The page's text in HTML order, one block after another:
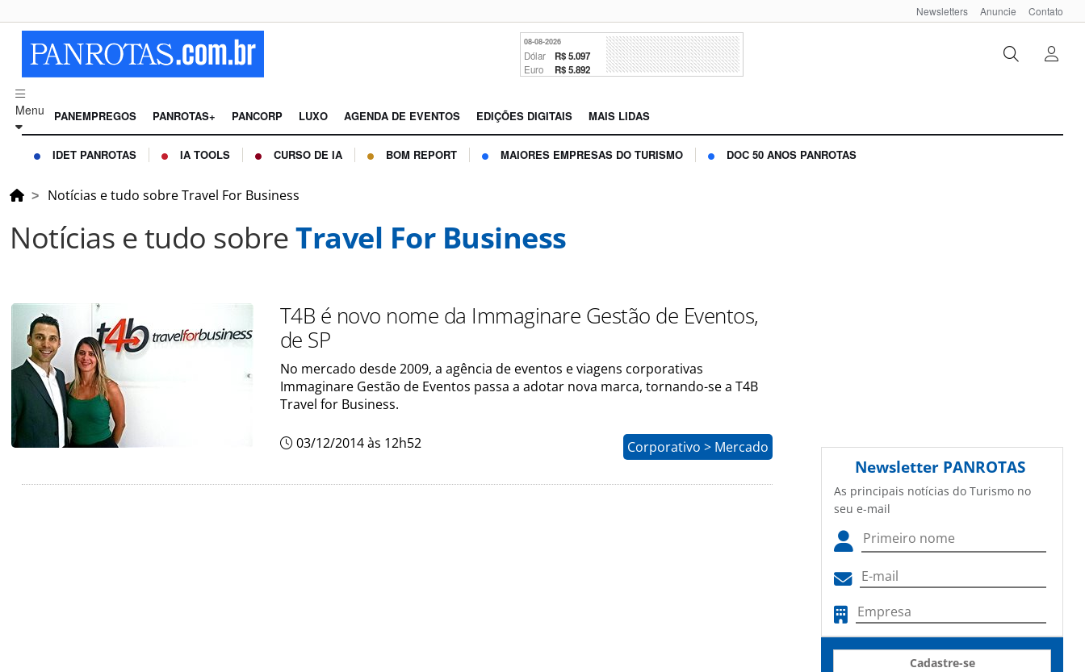
Newsletters Anuncie Contato
08-08-2026
Dólar R$ 5.097
Euro R$ 5.892
Menu PANEMPREGOS PANROTAS+ PANCORP LUXO AGENDA DE EVENTOS EDIÇÕES DIGITAIS MAIS LIDAS
IDET PANROTAS IA TOOLS CURSO DE IA BOM REPORT MAIORES EMPRESAS DO TURISMO DOC 50 ANOS PANROTAS
Notícias e tudo sobre Travel For Business
Notícias e tudo sobreTravel For Business
T4B é novo nome da Immaginare Gestão de Eventos,
de SP
No mercado desde 2009, a agência de eventos e viagens corporativas
Immaginare Gestão de Eventos passa a adotar nova marca, tornando-se a T4B
Travel for Business.
03/12/2014 às 12h52 Corporativo > Mercado
Newsletter PANROTAS
As principais notícias do Turismo no
seu e-mail
Cadastre-se